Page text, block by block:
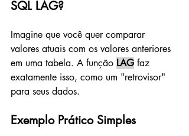
SQL LAG?
Imagine que você quer comparar
valores atuais com os valores anteriores
em uma tabela. A função LAG faz
exatamente isso, como um "retrovisor"
para seus dados.
Exemplo Prático Simples